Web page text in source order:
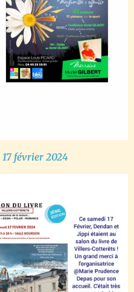
17 février 2024